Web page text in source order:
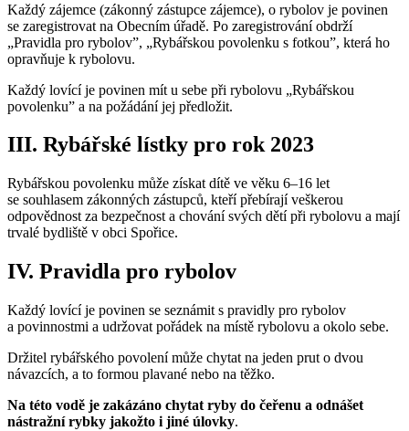
Každý zájemce (zákonný zástupce zájemce), o rybolov je povinen
se zaregistrovat na Obecním úřadě. Po zaregistrování obdrží
„Pravidla pro rybolov”, „Rybářskou povolenku s fotkou”, která ho
opravňuje k rybolovu.
Každý lovící je povinen mít u sebe při rybolovu „Rybářskou
povolenku” a na požádání jej předložit.
III. Rybářské lístky pro rok 2023
Rybářskou povolenku může získat dítě ve věku 6–16 let
se souhlasem zákonných zástupců, kteří přebírají veškerou
odpovědnost za bezpečnost a chování svých dětí při rybolovu a mají
trvalé bydliště v obci Spořice.
IV. Pravidla pro rybolov
Každý lovící je povinen se seznámit s pravidly pro rybolov
a povinnostmi a udržovat pořádek na místě rybolovu a okolo sebe.
Držitel rybářského povolení může chytat na jeden prut o dvou
návazcích, a to formou plavané nebo na těžko.
Na této vodě je zakázáno chytat ryby do čeřenu a odnášet
nástražní rybky jakožto i jiné úlovky.